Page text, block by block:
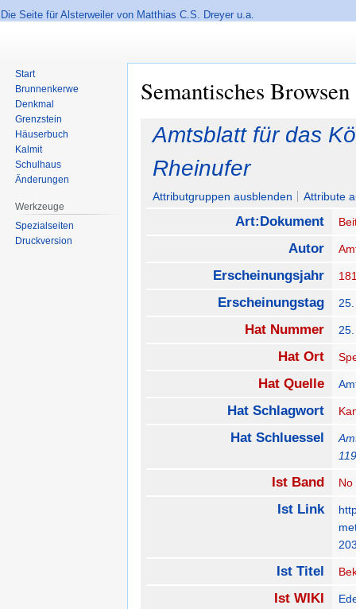
Die Seite für Alsterweiler von Matthias C.S. Dreyer u.a.
Semantisches Browsen
Navigation
springen
Suche
springen
Amtsblatt für das
Rheinufer
Attributgruppen ausblenden Attribute
Art:Dokument
Autor
Erscheinungsjahr
Erscheinungstag
Hat Nummer
Hat Ort
Hat Quelle
Hat Schlagwort
Hat Schluessel
Ist Band No
Ist Link
Ist Titel
Ist WIKI
Start
Brunnenkerwe
Denkmal
Grenzstein
Häuserbuch
Kalmit
Schulhaus
Änderungen
Werkzeuge
Spezialseiten
Druckversion